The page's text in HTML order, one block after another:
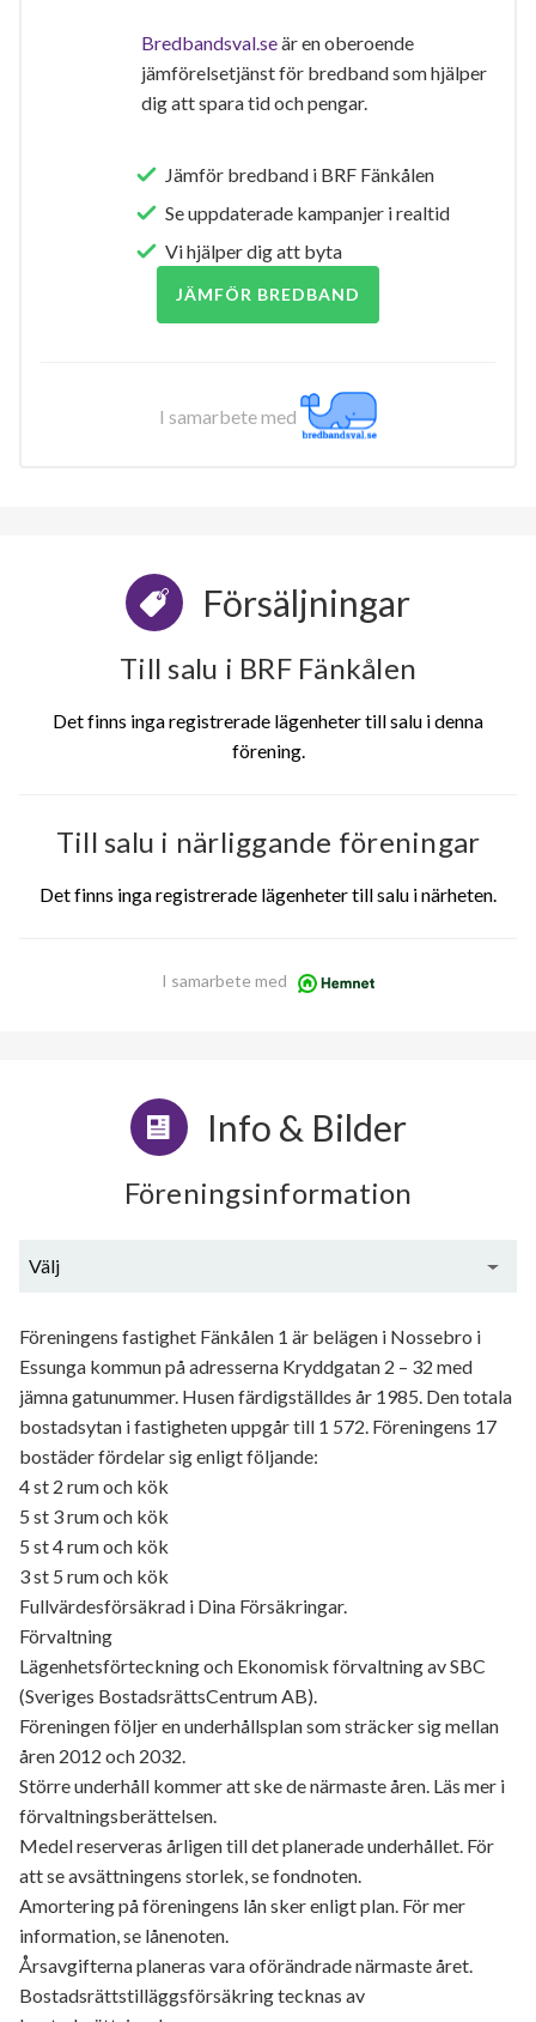
Bredbandsval.seär en oberoende
jämförelsetjänst för bredband som hjälper
dig att spara tid och pengar.
Jämför bredband i BRF Fänkålen
Se uppdaterade kampanjer i realtid
Vi hjälper dig att byta
JÄMFÖR BREDBAND
I samarbete med
Försäljningar
Till salu i BRF Fänkålen
Det finns inga registrerade lägenheter till salu i denna
förening.
Till salu i närliggande föreningar
Det finns inga registrerade lägenheter till salu i närheten.
I samarbete med
Info & Bilder
Föreningsinformation
Välj
Föreningens fastighet Fänkålen 1 är belägen i Nossebro i
Essunga kommun på adresserna Kryddgatan 2 – 32 med
jämna gatunummer. Husen färdigställdes år 1985. Den totala
bostadsytan i fastigheten uppgår till 1 572. Föreningens 17
bostäder fördelar sig enligt följande:
4 st 2 rum och kök
5 st 3 rum och kök
5 st 4 rum och kök
3 st 5 rum och kök
Fullvärdesförsäkrad i Dina Försäkringar.
Förvaltning
Lägenhetsförteckning och Ekonomisk förvaltning av SBC
(Sveriges BostadsrättsCentrum AB).
Föreningen följer en underhållsplan som sträcker sig mellan
åren 2012 och 2032.
Större underhåll kommer att ske de närmaste åren. Läs mer i
förvaltningsberättelsen.
Medel reserveras årligen till det planerade underhållet. För
att se avsättningens storlek, se fondnoten.
Amortering på föreningens lån sker enligt plan. För mer
information, se lånenoten.
Årsavgifterna planeras vara oförändrade närmaste året.
Bostadsrättstilläggsförsäkring tecknas av